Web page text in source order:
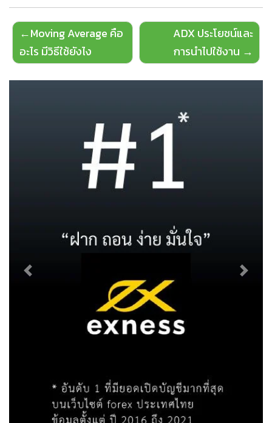
Post
navigation
Moving Average คือ
อะไร มีวิธีใช้ยังไง
ADX ประโยชน์และ
การนำไปใช้งาน
Previous Next